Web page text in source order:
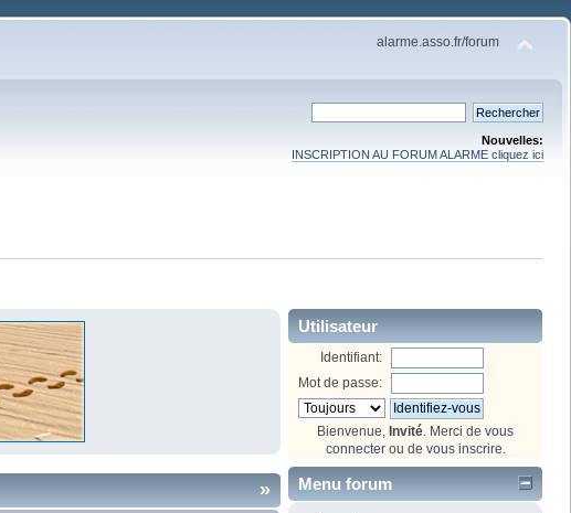
alarme.asso.fr/forum
Nouvelles:
INSCRIPTION AU FORUM ALARME cliquez ici
»
Utilisateur
Identifiant:
Mot de passe:
Bienvenue, Invité . Merci de vous
connecterou de vous inscrire
Menu forum